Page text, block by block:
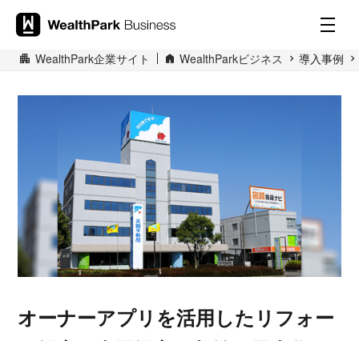
WealthPark企業サイト WealthParkビジネス 導入事例
オーナーアプリを活用したリフォー